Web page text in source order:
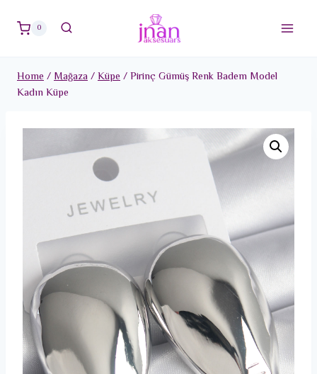
0
Home/Mağaza/Küpe/Pirinç Gümüş Renk Badem Model
Kadın Küpe